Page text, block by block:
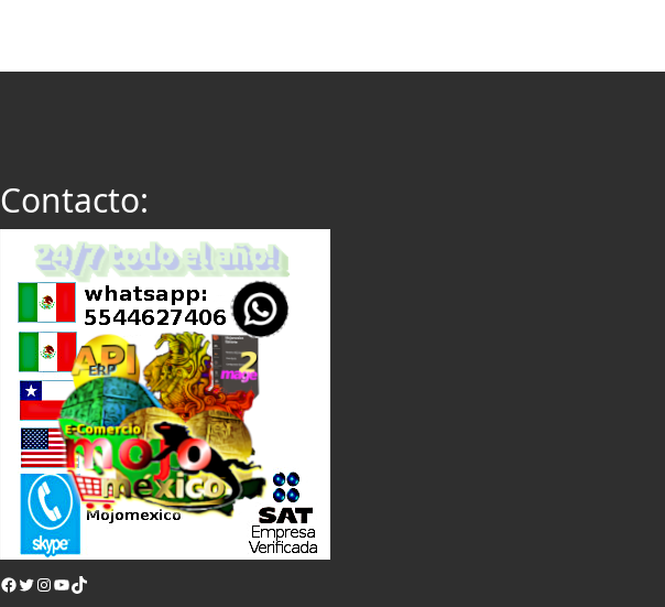
Contacto:
Facebook Twitter Instagram YouTube TikTok